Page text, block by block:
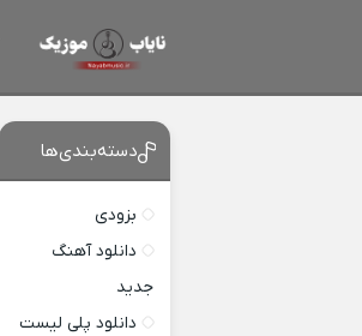
دسته‌بندی‌ها
بزودی
دانلود آهنگ
جدید
دانلود پلی لیست